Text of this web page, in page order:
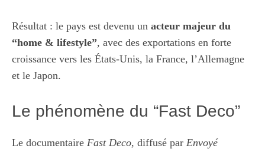
Résultat : le pays est devenu un acteur majeur du
“home & lifestyle”, avec des exportations en forte
croissance vers les États-Unis, la France, l’Allemagne
et le Japon.
Le phénomène du “Fast Deco”
Le documentaire Fast Deco, diffusé par Envoyé